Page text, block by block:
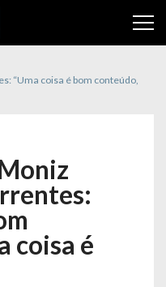
“Uma coisa é bom conteúdo,
coisa é